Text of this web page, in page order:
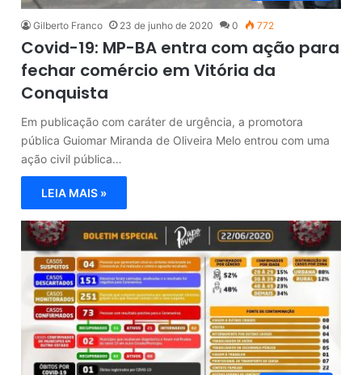
Gilberto Franco 23 de junho de 2020 0 772
Covid-19: MP-BA entra com ação para
fechar comércio em Vitória da
Conquista
Em publicação com caráter de urgência, a promotora
pública Guiomar Miranda de Oliveira Melo entrou com uma
ação civil pública…
LEIA MAIS »